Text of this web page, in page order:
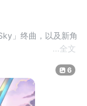
」终曲，以及新角
如下：
们也会在第一时
...全文
6